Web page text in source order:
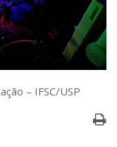
– IFSC/USP